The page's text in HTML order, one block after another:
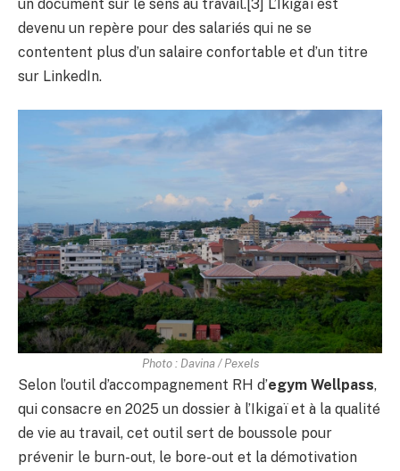
un document sur le sens au travail.[3] L’Ikigaï est
devenu un repère pour des salariés qui ne se
contentent plus d’un salaire confortable et d’un titre
sur LinkedIn.
Photo : Davina / Pexels
Selon l’outil d’accompagnement RH d’egym Wellpass,
qui consacre en 2025 un dossier à l’Ikigaï et à la qualité
de vie au travail, cet outil sert de boussole pour
prévenir le burn-out, le bore-out et la démotivation